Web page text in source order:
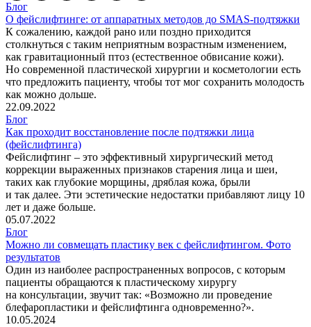
Блог
О фейслифтинге: от аппаратных методов до SMAS-подтяжки
К сожалению, каждой рано или поздно приходится
столкнуться с таким неприятным возрастным изменением,
как гравитационный птоз (естественное обвисание кожи).
Но современной пластической хирургии и косметологии есть
что предложить пациенту, чтобы тот мог сохранить молодость
как можно дольше.
22.09.2022
Блог
Как проходит восстановление после подтяжки лица
(фейслифтинга)
Фейслифтинг – это эффективный хирургический метод
коррекции выраженных признаков старения лица и шеи,
таких как глубокие морщины, дряблая кожа, брыли
и так далее. Эти эстетические недостатки прибавляют лицу 10
лет и даже больше.
05.07.2022
Блог
Можно ли совмещать пластику век с фейслифтингом. Фото
результатов
Один из наиболее распространенных вопросов, с которым
пациенты обращаются к пластическому хирургу
на консультации, звучит так: «Возможно ли проведение
блефаропластики и фейслифтинга одновременно?».
10.05.2024